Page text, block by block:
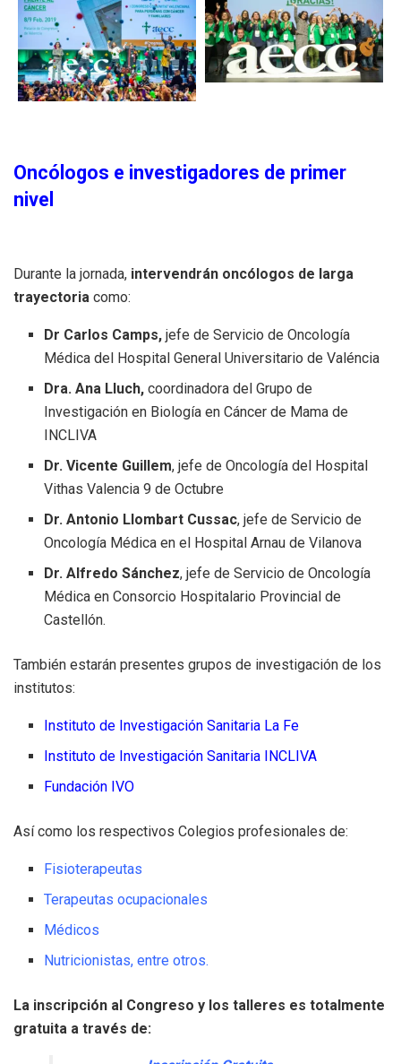
Oncólogos e investigadores de primer
nivel
Durante la jornada, intervendrán oncólogos de larga
trayectoria como:
Dr Carlos Camps, jefe de Servicio de Oncología
Médica del Hospital General Universitario de Valéncia
Dra. Ana Lluch,coordinadora del Grupo de
Investigación en Biología en Cáncer de Mama de
INCLIVA
Dr. Vicente Guillem, jefe de Oncología del Hospital
Vithas Valencia 9 de Octubre
Dr. Antonio Llombart Cussac, jefe de Servicio de
Oncología Médica en el Hospital Arnau de Vilanova
Dr. Alfredo Sánchez, jefe de Servicio de Oncología
Médica en Consorcio Hospitalario Provincial de
Castellón.
También estarán presentes grupos de investigación de los
institutos:
Instituto de Investigación Sanitaria La Fe
Instituto de Investigación Sanitaria INCLIVA
Fundación IVO
Así como los respectivos Colegios profesionales de:
Fisioterapeutas
Terapeutas ocupacionales
Médicos
Nutricionistas, entre otros.
La inscripción al Congreso y los talleres es totalmente
gratuita a través de: